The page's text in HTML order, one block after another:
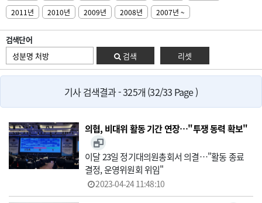
2011년
2010년 2009년 2008년 2007년 ~
검색단어
검색
리셋
기사 검색결과 - 325개 (32/33 Page )
의협, 비대위 활동 기간 연장…"투쟁 동력 확보"
이달 23일 정기대의원총회서 의결…"활동 종료
결정, 운영위원회 위임"
2023-04-24 11:48:10